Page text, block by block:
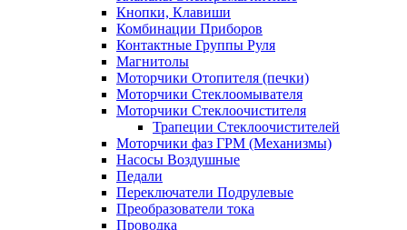
Кнопки, Клавиши
Комбинации Приборов
Контактные Группы Руля
Магнитолы
Моторчики Отопителя (печки)
Моторчики Стеклоомывателя
Моторчики Стеклоочистителя
Трапеции Стеклоочистителей
Моторчики фаз ГРМ (Механизмы)
Насосы Воздушные
Педали
Переключатели Подрулевые
Преобразователи тока
Проводка